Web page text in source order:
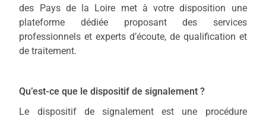
des Pays de la Loire met à votre disposition une
plateforme dédiée proposant des services
professionnels et experts d’écoute, de qualification et
de traitement.
Qu’est-ce que le dispositif de signalement ?
Le dispositif de signalement est une procédure